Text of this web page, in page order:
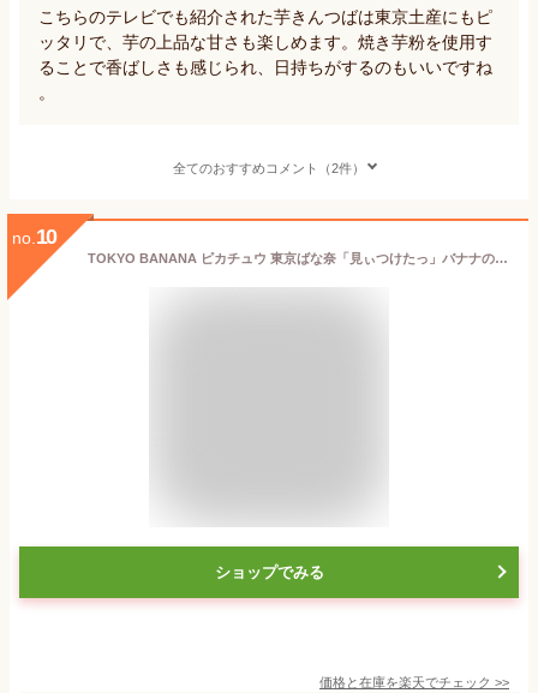
こちらのテレビでも紹介された芋きんつばは東京土産にもピ
ッタリで、芋の上品な甘さも楽しめます。焼き芋粉を使用す
ることで香ばしさも感じられ、日持ちがするのもいいですね
。
全てのおすすめコメント（2件）
no. 10
TOKYO BANANA ピカチュウ 東京ばな奈「見ぃつけたっ」バナナのみ風 8個入 専用おみやげ袋(ショッパー)付き
ショップでみる
価格と在庫を楽天でチェック >>